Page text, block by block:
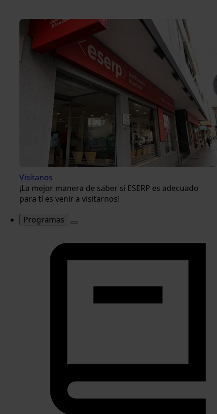
Visítanos
¡La mejor manera de saber si ESERP es adecuado
para tí es venir a visitarnos!
Programas